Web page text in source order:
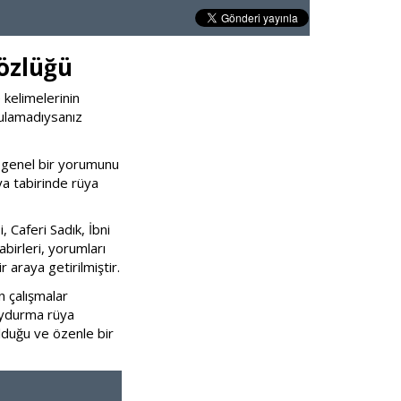
bir yorumunu
tabirinde rüya
Caferi Sadık, İbni
yorumları
araya getirilmiştir.
çalışmalar
rüya
ve özenle bir